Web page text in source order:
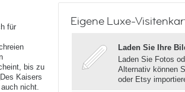
für
bis zu
Kaisers
nicht.
Eigene Luxe-
Laden Sie Ihre
Laden Sie Fotos
Alternativ können
oder Etsy